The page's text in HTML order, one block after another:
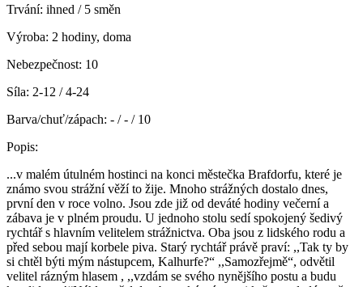
Trvání: ihned / 5 směn
Výroba: 2 hodiny, doma
Nebezpečnost: 10
Síla: 2-12 / 4-24
Barva/chuť/zápach: - / - / 10
Popis:
...v malém útulném hostinci na konci městečka Brafdorfu, které je
známo svou strážní věží to žije. Mnoho strážných dostalo dnes,
první den v roce volno. Jsou zde již od deváté hodiny večerní a
zábava je v plném proudu. U jednoho stolu sedí spokojený šedivý
rychtář s hlavním velitelem strážnictva. Oba jsou z lidského rodu a
před sebou mají korbele piva. Starý rychtář právě praví: ,,Tak ty by
si chtěl býti mým nástupcem, Kalhurfe?“ ,,Samozřejmě“, odvětil
velitel rázným hlasem , ,,vzdám se svého nynějšího postu a budu